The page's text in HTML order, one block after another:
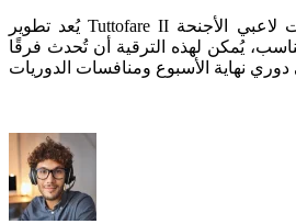
يُعد تطوير Tuttofare II طريقة رائعة لتعزيز قدرات لاعبي الأجنحة
يُمكن لهذه الترقية أن تُحدث فرقًا